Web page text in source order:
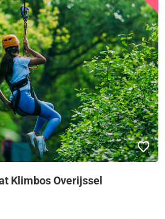
Klimbos Overijssel